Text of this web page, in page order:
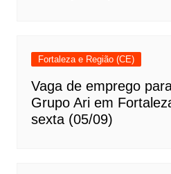
Fortaleza e Região (CE)
Vaga de emprego
Grupo Ari em
sexta (05/09)